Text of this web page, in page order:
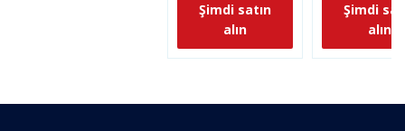
Şimdi satın
alın
Şimdi
alın